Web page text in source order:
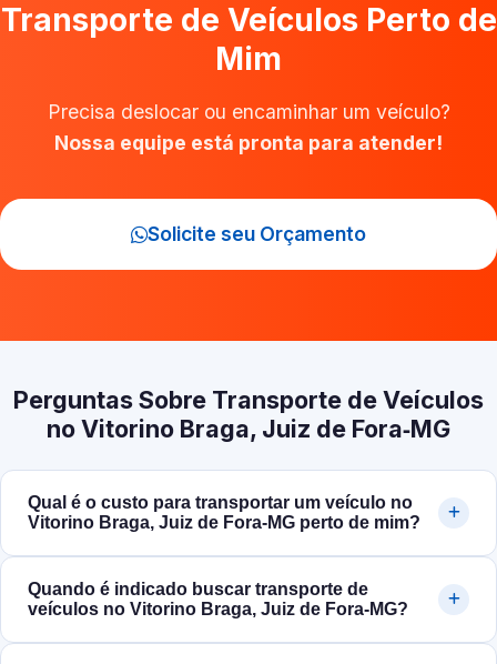
Transporte de Veículos Perto de
Mim
Precisa deslocar ou encaminhar um veículo?
Nossa equipe está pronta para atender!
Solicite seu Orçamento
Perguntas Sobre Transporte de Veículos
no Vitorino Braga, Juiz de Fora‑MG
Qual é o custo para transportar um veículo no
Vitorino Braga, Juiz de Fora‑MG perto de mim?
Quando é indicado buscar transporte de
veículos no Vitorino Braga, Juiz de Fora‑MG?